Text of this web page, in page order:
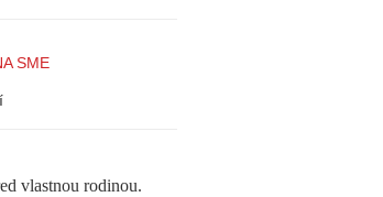
SME
vlastnou rodinou.